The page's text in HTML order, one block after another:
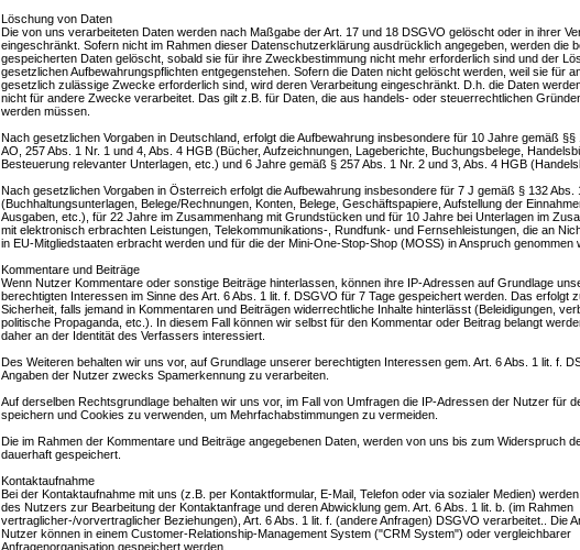
Löschung von Daten
Die von uns verarbeiteten Daten werden nach Maßgabe der Art. 17 und 18 DSGVO gelöscht oder in ihrer
eingeschränkt. Sofern nicht im Rahmen dieser Datenschutzerklärung ausdrücklich angegeben, werden die
gespeicherten Daten gelöscht, sobald sie für ihre Zweckbestimmung nicht mehr erforderlich sind und der
gesetzlichen Aufbewahrungspflichten entgegenstehen. Sofern die Daten nicht gelöscht werden, weil sie für
gesetzlich zulässige Zwecke erforderlich sind, wird deren Verarbeitung eingeschränkt. D.h. die Daten
nicht für andere Zwecke verarbeitet. Das gilt z.B. für Daten, die aus handels- oder steuerrechtlichen
werden müssen.
Nach gesetzlichen Vorgaben in Deutschland, erfolgt die Aufbewahrung insbesondere für 10 Jahre gemäß §§
AO, 257 Abs. 1 Nr. 1 und 4, Abs. 4 HGB (Bücher, Aufzeichnungen, Lageberichte, Buchungsbelege,
Besteuerung relevanter Unterlagen, etc.) und 6 Jahre gemäß § 257 Abs. 1 Nr. 2 und 3, Abs. 4 HGB
Nach gesetzlichen Vorgaben in Österreich erfolgt die Aufbewahrung insbesondere für 7 J gemäß § 132 Abs.
(Buchhaltungsunterlagen, Belege/Rechnungen, Konten, Belege, Geschäftspapiere, Aufstellung der
Ausgaben, etc.), für 22 Jahre im Zusammenhang mit Grundstücken und für 10 Jahre bei Unterlagen im
mit elektronisch erbrachten Leistungen, Telekommunikations-, Rundfunk- und Fernsehleistungen, die an
in EU-Mitgliedstaaten erbracht werden und für die der Mini-One-Stop-Shop (MOSS) in Anspruch genommen
Kommentare und Beiträge
Wenn Nutzer Kommentare oder sonstige Beiträge hinterlassen, können ihre IP-Adressen auf Grundlage
berechtigten Interessen im Sinne des Art. 6 Abs. 1 lit. f. DSGVO für 7 Tage gespeichert werden. Das erfolgt
Sicherheit, falls jemand in Kommentaren und Beiträgen widerrechtliche Inhalte hinterlässt (Beleidigungen,
politische Propaganda, etc.). In diesem Fall können wir selbst für den Kommentar oder Beitrag belangt
daher an der Identität des Verfassers interessiert.
Des Weiteren behalten wir uns vor, auf Grundlage unserer berechtigten Interessen gem. Art. 6 Abs. 1 lit. f.
Angaben der Nutzer zwecks Spamerkennung zu verarbeiten.
Auf derselben Rechtsgrundlage behalten wir uns vor, im Fall von Umfragen die IP-Adressen der Nutzer für
speichern und Cookies zu verwenden, um Mehrfachabstimmungen zu vermeiden.
Die im Rahmen der Kommentare und Beiträge angegebenen Daten, werden von uns bis zum Widerspruch
dauerhaft gespeichert.
Kontaktaufnahme
Bei der Kontaktaufnahme mit uns (z.B. per Kontaktformular, E-Mail, Telefon oder via sozialer Medien) werden
des Nutzers zur Bearbeitung der Kontaktanfrage und deren Abwicklung gem. Art. 6 Abs. 1 lit. b. (im Rahmen
vertraglicher-/vorvertraglicher Beziehungen), Art. 6 Abs. 1 lit. f. (andere Anfragen) DSGVO verarbeitet.. Die
Nutzer können in einem Customer-Relationship-Management System ("CRM System") oder vergleichbarer
Anfragenorganisation gespeichert werden.